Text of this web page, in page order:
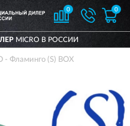
0 0
MICRO В РОССИИ
Фламинго (S) BOX